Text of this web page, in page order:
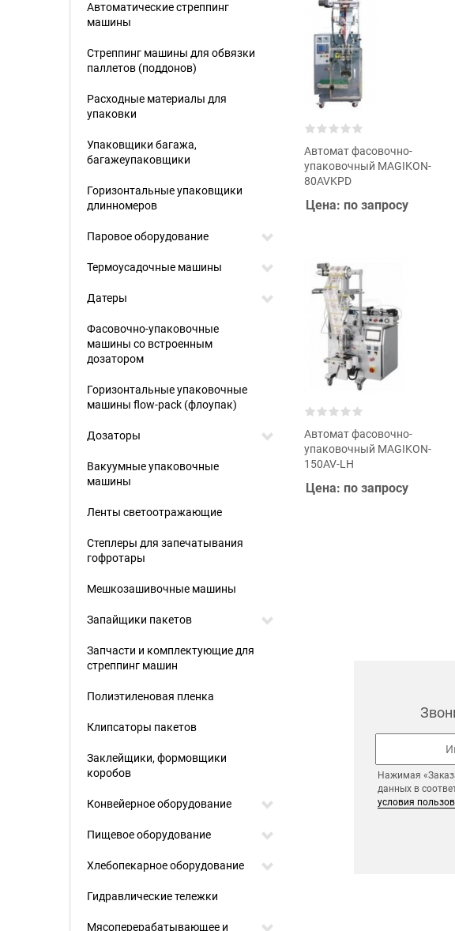
Автомат фасовочно-
упаковочный MAGIKON-
80AVKPD
Цена: по запросу
Автомат фасовочно-
упаковочный MAGIKON-
150AV-LH
Цена: по запросу
Нажимая
данных в
условия
Автоматические стреппинг
машины
Стреппинг машины для обвязки
паллетов (поддонов)
Расходные материалы для
упаковки
Упаковщики багажа,
багажеупаковщики
Горизонтальные упаковщики
длинномеров
Паровое оборудование
Термоусадочные машины
Датеры
Фасовочно-упаковочные
машины со встроенным
дозатором
Горизонтальные упаковочные
машины flow-pack (флоупак)
Дозаторы
Вакуумные упаковочные
машины
Ленты светоотражающие
Степлеры для запечатывания
гофротары
Мешкозашивочные машины
Запайщики пакетов
Запчасти и комплектующие для
стреппинг машин
Полиэтиленовая пленка
Клипсаторы пакетов
Заклейщики, формовщики
коробов
Конвейерное оборудование
Пищевое оборудование
Хлебопекарное оборудование
Гидравлические тележки
Мясоперерабатывающее и